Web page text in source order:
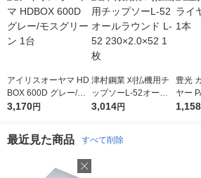
アイリスオーヤマ HD
BOX 600D グレー/モ
スグリーン 1台
3,170円
津村鋼業 刈払機用チ
ップソーL-52オール
ラウンド L-52 230×2.
3,014円
豊光
ヤー
1,158
最近見た商品 すべて削除